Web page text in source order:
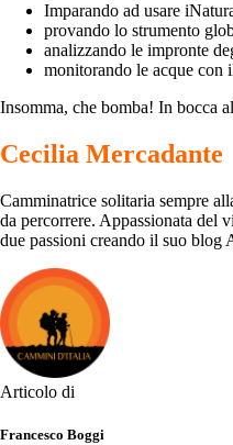
Imparando ad usare
provando lo strumento
analizzando le impronte
monitorando le acque con
Insomma, che bomba! In bocca
Cecilia Mercadante
Camminatrice solitaria sempre
da percorrere. Appassionata del
due passioni creando il suo blog
Articolo di
Francesco Boggi